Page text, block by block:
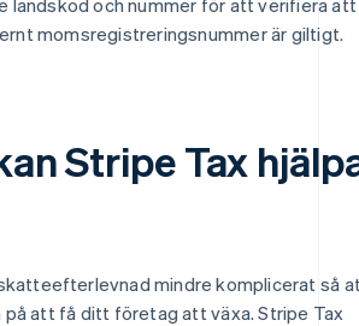
momsregistreringsnummer är giltigt.
Stripe Tax
mindre komplicerat så
på att få ditt företag att växa. Stripe Tax